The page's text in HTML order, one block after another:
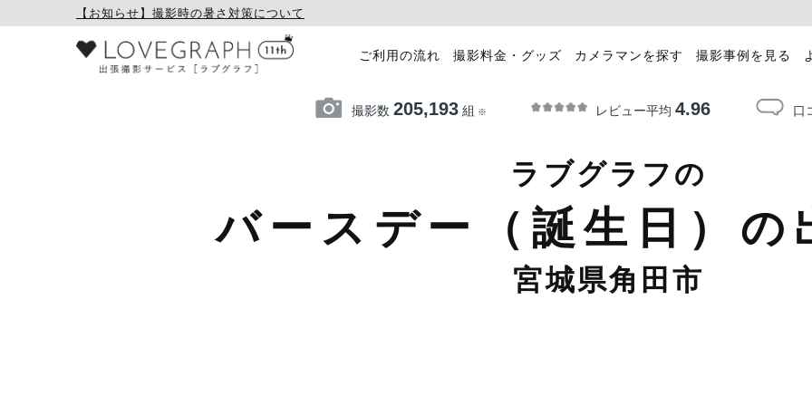
【お知らせ】撮影時の暑さ対策について
ご利用の流れ 撮影料金・グッズ カメラマンを探す 撮影事例を見る
撮影数 205,193組 ※ レビュー平均 4.96 口
ラブグラフの
バースデー（誕生日）の
宮城県角田市